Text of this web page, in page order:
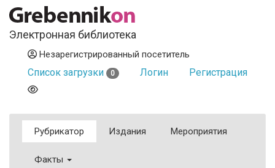
Электронная библиотека
Незарегистрированный посетитель
Список загрузки 0 Логин Регистрация
Рубрикатор Издания Мероприятия
Факты